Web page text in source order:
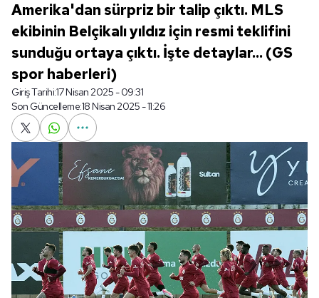
Amerika'dan sürpriz bir talip çıktı. MLS
ekibinin Belçikalı yıldız için resmi teklifini
sunduğu ortaya çıktı. İşte detaylar... (GS
spor haberleri)
Giriş Tarihi:17 Nisan 2025 - 09:31
Son Güncelleme:18 Nisan 2025 - 11:26